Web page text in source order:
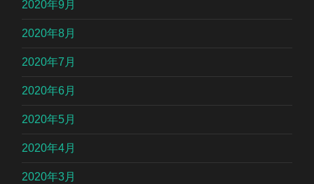
2020年9月
2020年8月
2020年7月
2020年6月
2020年5月
2020年4月
2020年3月